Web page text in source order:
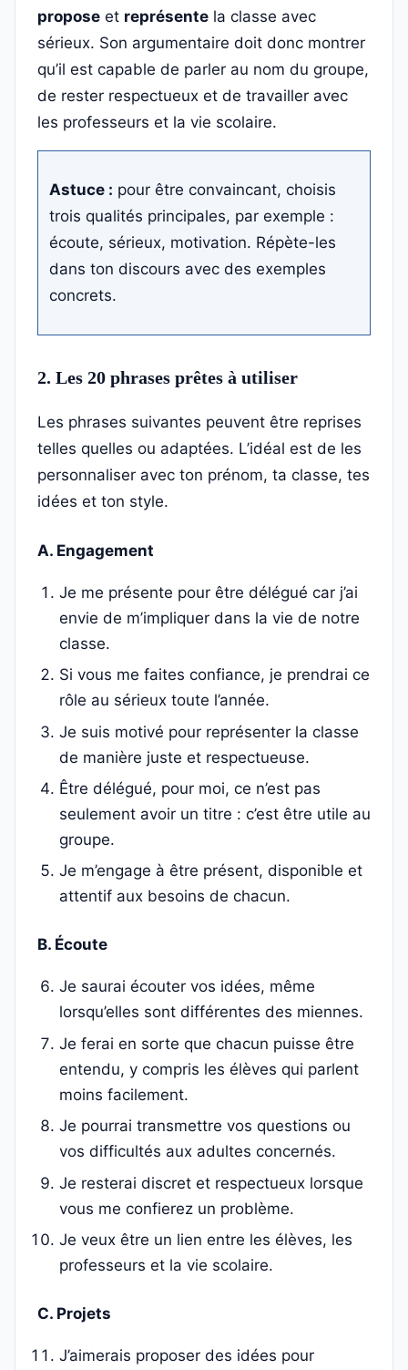
propose et représente la classe avec
sérieux. Son argumentaire doit donc montrer
qu’il est capable de parler au nom du groupe,
de rester respectueux et de travailler avec
les professeurs et la vie scolaire.
Astuce : pour être convaincant, choisis
trois qualités principales, par exemple :
écoute, sérieux, motivation. Répète-les
dans ton discours avec des exemples
concrets.
2. Les 20 phrases prêtes à utiliser
Les phrases suivantes peuvent être reprises
telles quelles ou adaptées. L’idéal est de les
personnaliser avec ton prénom, ta classe, tes
idées et ton style.
A. Engagement
Je me présente pour être délégué car j’ai
envie de m’impliquer dans la vie de notre
classe.
Si vous me faites confiance, je prendrai ce
rôle au sérieux toute l’année.
Je suis motivé pour représenter la classe
de manière juste et respectueuse.
Être délégué, pour moi, ce n’est pas
seulement avoir un titre : c’est être utile au
groupe.
Je m’engage à être présent, disponible et
attentif aux besoins de chacun.
B. Écoute
Je saurai écouter vos idées, même
lorsqu’elles sont différentes des miennes.
Je ferai en sorte que chacun puisse être
entendu, y compris les élèves qui parlent
moins facilement.
Je pourrai transmettre vos questions ou
vos difficultés aux adultes concernés.
Je resterai discret et respectueux lorsque
vous me confierez un problème.
Je veux être un lien entre les élèves, les
professeurs et la vie scolaire.
C. Projets
J’aimerais proposer des idées pour